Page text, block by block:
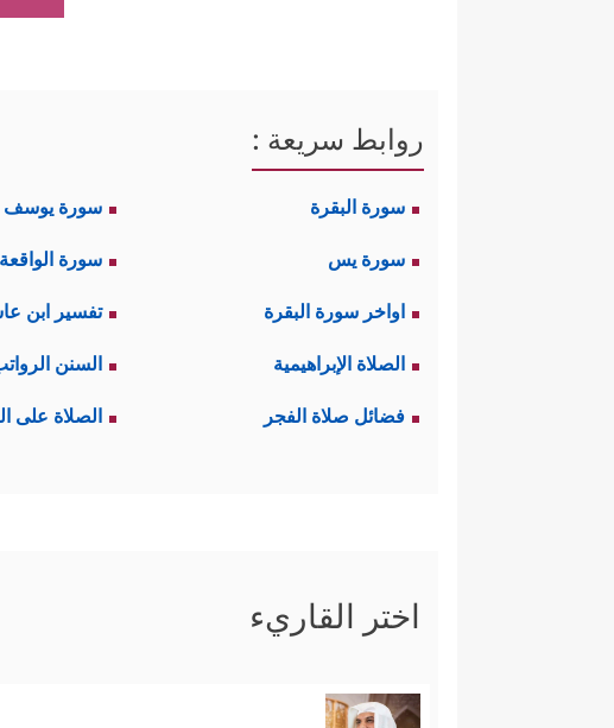
روابط سريعة :
سورة البقرة سورة يوسف
سورة يس سورة الواقعة
اواخر سورة البقرة تفسير ابن
الصلاة الإبراهيمية السنن
فضائل صلاة الفجر الصلاة على
اختر القاريء